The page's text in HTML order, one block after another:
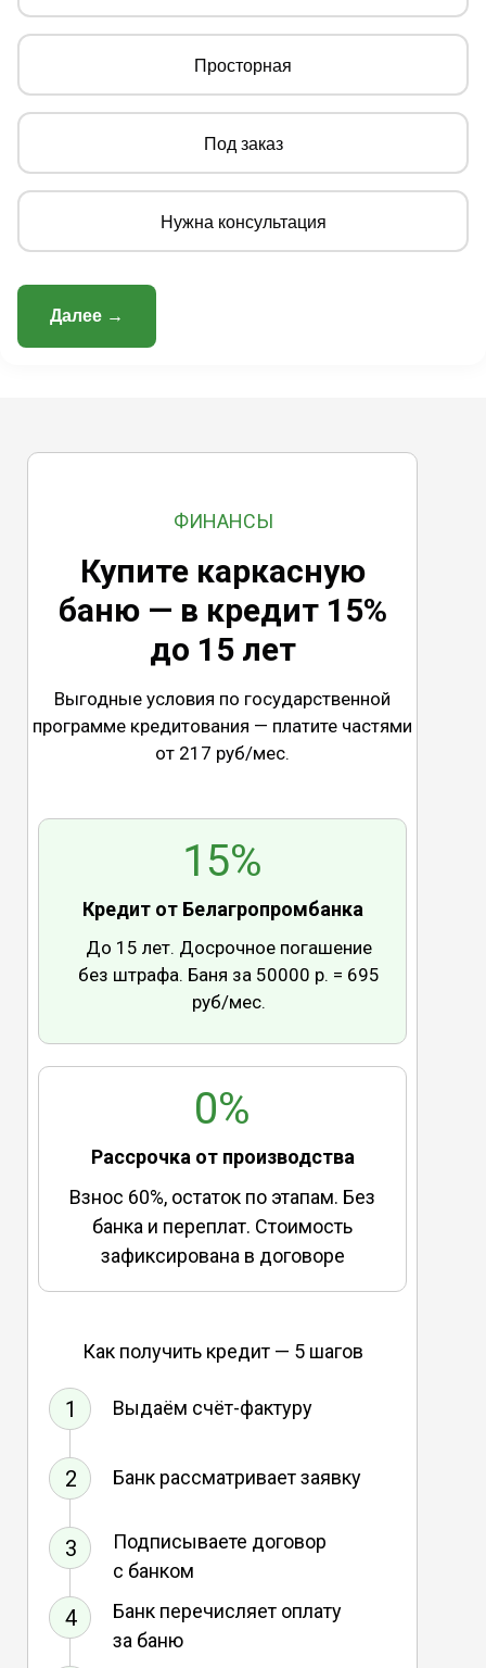
Просторная
Под заказ
Нужна консультация
Далее →
ФИНАНСЫ
Купите каркасную
баню — в кредит 15%
до 15 лет
Выгодные условия по государственной
программе кредитования — платите частями
от 217 руб/мес.
До 15 лет. Досрочное погашение
без штрафа. Баня за 50000 р. = 695
руб/мес.
Кредит от Белагропромбанка
15%
Рассрочка от производства
Взнос 60%, остаток по этапам. Без
банка и переплат. Стоимость
зафиксирована в договоре
0%
Как получить кредит — 5 шагов
4
3
2
1
Банк перечисляет оплату
за баню
Подписываете договор
с банком
Банк рассматривает заявку
Выдаём счёт-фактуру